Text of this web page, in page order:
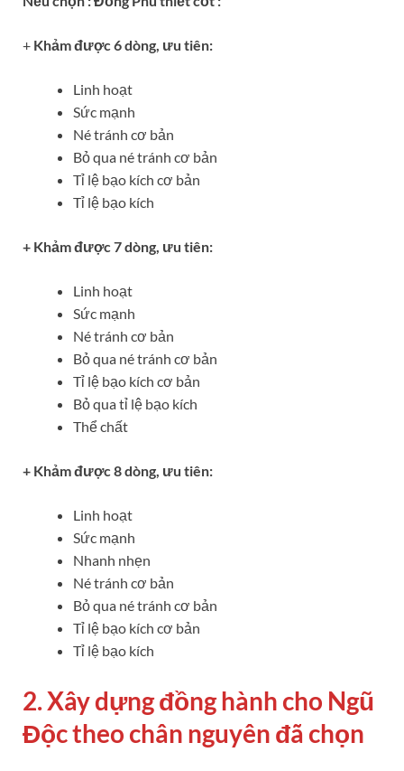
+ Khảm được 6 dòng, ưu tiên:
Linh hoạt
Sức mạnh
Né tránh cơ bản
Bỏ qua né tránh cơ bản
Tỉ lệ bạo kích cơ bản
Tỉ lệ bạo kích
+ Khảm được 7 dòng, ưu tiên:
Linh hoạt
Sức mạnh
Né tránh cơ bản
Bỏ qua né tránh cơ bản
Tỉ lệ bạo kích cơ bản
Bỏ qua tỉ lệ bạo kích
Thể chất
+ Khảm được 8 dòng, ưu tiên:
Linh hoạt
Sức mạnh
Nhanh nhẹn
Né tránh cơ bản
Bỏ qua né tránh cơ bản
Tỉ lệ bạo kích cơ bản
Tỉ lệ bạo kích
2. Xây dựng đồng hành cho Ngũ
Độc theo chân nguyên đã chọn